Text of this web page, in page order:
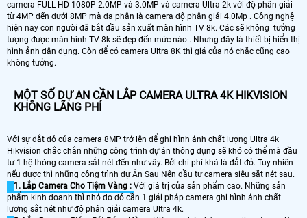
camera FULL HD 1080P 2.0MP và 3.0MP và camera Ultra 2k với độ phân giải
từ 4MP đến dưới 8MP mà đa phân là camera độ phân giải 4.0Mp . Công nghệ
hiện nay con người đã bắt đầu sản xuất màn hình TV 8k. Các sẽ không tưởng
tượng được màn hình TV 8k sẽ đẹp đến mức nào . Nhưng đây là thiết bị hiển thị
hình ảnh dân dụng. Còn để có camera Ultra 8K thì giá của nó chắc cũng cao
không tưởng.
MỘT SỐ DỰ AN CẦN LẮP CAMERA ULTRA 4K HIKVISION
KHÔNG LÃNG PHÍ
Với sự đắt đỏ của camera 8MP trở lên để ghi hình ảnh chất lượng Ultra 4k
Hikvision chắc chắn những công trình dự án thông dụng sẽ khó có thể mà đầu
tư 1 hệ thóng camera sắt nét đến như vây. Bởi chi phí khá là đắt đỏ. Tuy nhiên
nếu được thì những công trình dự Án Sau Nên đầu tư camera siêu sắt nét sau.
1. Lắp Camera Cho Tiệm Vàng : Với giá trị của sản phẩm cao. Những sản
phẩm kinh doanh thì nhỏ do đó cần 1 giải pháp camera ghi hình ảnh chất
lượng sắt nét như độ phân giải camera Ultra 4k.